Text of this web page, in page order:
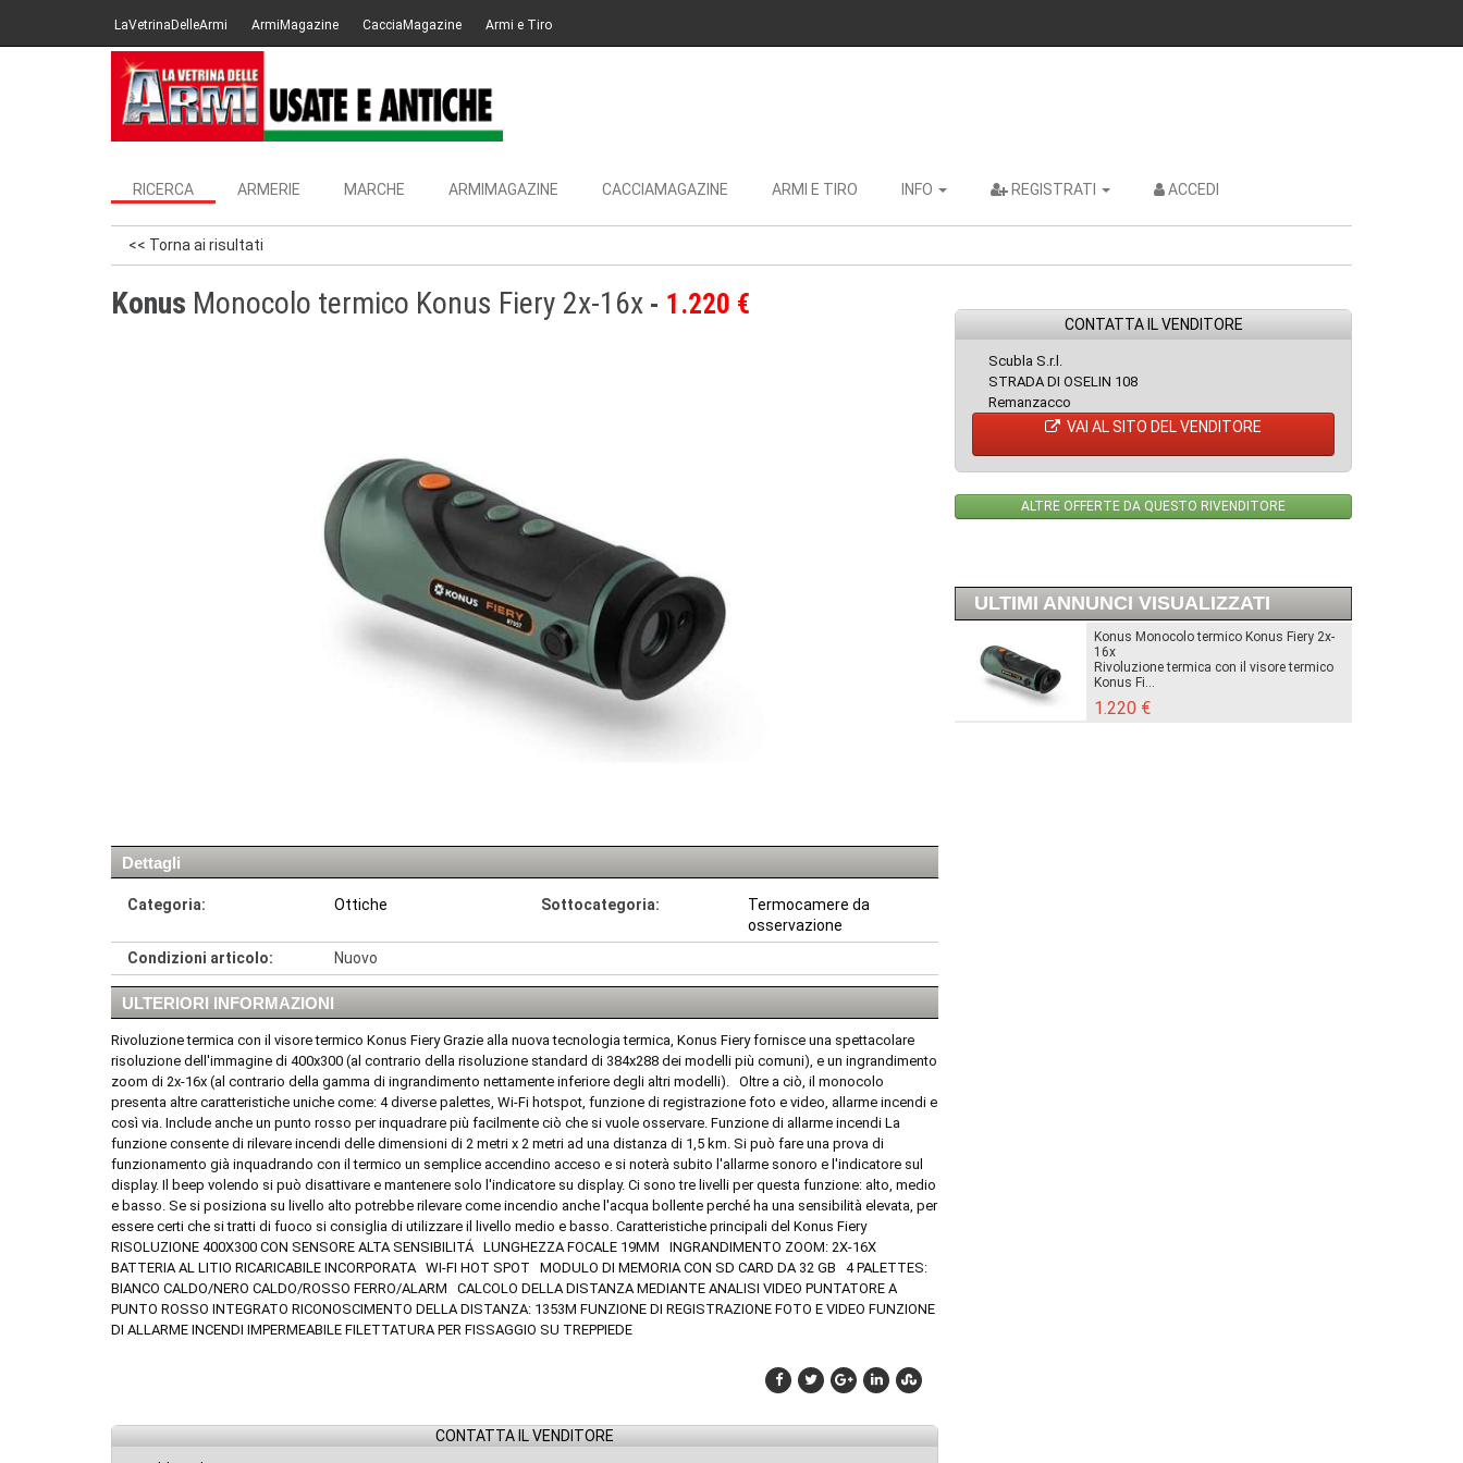
LaVetrinaDelleArmi ArmiMagazine CacciaMagazine Armi e Tiro
RICERCA ARMERIE MARCHE ARMIMAGAZINE CACCIAMAGAZINE ARMI E TIRO INFO REGISTRATI ACCEDI
<< Torna ai risultati
Konus Monocolo termico Konus Fiery 2x-16x 1.220 €
Dettagli
Categoria: Ottiche Sottocategoria:
Termocamere da
osservazione
Condizioni articolo:
Nuovo
ULTERIORI INFORMAZIONI
Rivoluzione termica con il visore termico Konus Fiery Grazie alla nuova tecnologia termica, Konus Fiery fornisce una spettacolare
risoluzione dell'immagine di 400x300 (al contrario della risoluzione standard di 384x288 dei modelli più comuni), e un ingrandimento
zoom di 2x-16x (al contrario della gamma di ingrandimento nettamente inferiore degli altri modelli). Oltre a ciò, il monocolo
presenta altre caratteristiche uniche come: 4 diverse palettes, Wi-Fi hotspot, funzione di registrazione foto e video, allarme incendi e
così via. Include anche un punto rosso per inquadrare più facilmente ciò che si vuole osservare. Funzione di allarme incendi La
funzione consente di rilevare incendi delle dimensioni di 2 metri x 2 metri ad una distanza di 1,5 km. Si può fare una prova di
funzionamento già inquadrando con il termico un semplice accendino acceso e si noterà subito l'allarme sonoro e l'indicatore sul
display. Il beep volendo si può disattivare e mantenere solo l'indicatore su display. Ci sono tre livelli per questa funzione: alto, medio
e basso. Se si posiziona su livello alto potrebbe rilevare come incendio anche l'acqua bollente perché ha una sensibilità elevata, per
essere certi che si tratti di fuoco si consiglia di utilizzare il livello medio e basso. Caratteristiche principali del Konus Fiery
RISOLUZIONE 400X300 CON SENSORE ALTA SENSIBILITÁ LUNGHEZZA FOCALE 19MM INGRANDIMENTO ZOOM: 2X-16X
BATTERIA AL LITIO RICARICABILE INCORPORATA WI-FI HOT SPOT MODULO DI MEMORIA CON SD CARD DA 32 GB 4 PALETTES:
BIANCO CALDO/NERO CALDO/ROSSO FERRO/ALARM CALCOLO DELLA DISTANZA MEDIANTE ANALISI VIDEO PUNTATORE A
PUNTO ROSSO INTEGRATO RICONOSCIMENTO DELLA DISTANZA: 1353M FUNZIONE DI REGISTRAZIONE FOTO E VIDEO FUNZIONE
DI ALLARME INCENDI IMPERMEABILE FILETTATURA PER FISSAGGIO SU TREPPIEDE
CONTATTA IL VENDITORE
CONTATTA IL VENDITORE
Scubla S.r.l.
STRADA DI OSELIN 108
Remanzacco
VAI AL SITO DEL VENDITORE
ALTRE OFFERTE DA QUESTO RIVENDITORE
ULTIMI ANNUNCI VISUALIZZATI
Konus Monocolo termico Konus Fiery 2x-
16x
Rivoluzione termica con il visore termico
Konus Fi...
1.220 €